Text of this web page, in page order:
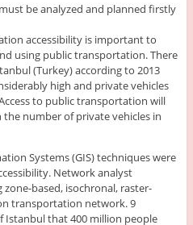
be analyzed and planned firstly
accessibility is important to
using public transportation. There
(Turkey) according to 2013
high and private vehicles
to public transportation will
number of private vehicles in
Systems (GIS) techniques were
Network analyst
based, isochronal, raster-
transportation network. 9
that 400 million people